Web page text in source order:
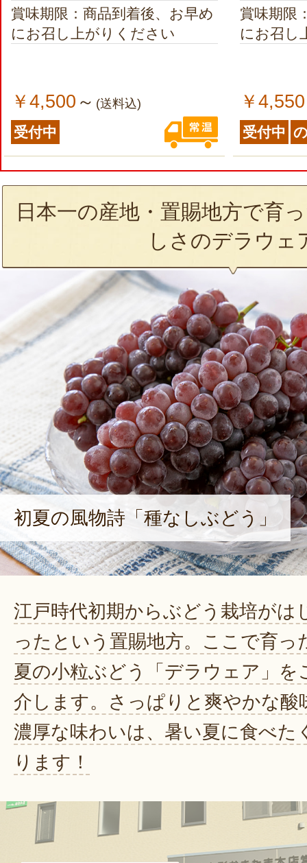
賞味期限：商品到着後、お早め
にお召し上がりください
￥4,500 ～ (送料込)
受付中
賞味期限
にお召し
￥4,550
受付中
日本一の産地・置賜地方で育
しさのデラウェ
初夏の風物詩「種なしぶどう」
江戸時代初期からぶどう栽培がは
ったという置賜地方。ここで育っ
夏の小粒ぶどう「デラウェア」を
介します。さっぱりと爽やかな酸
濃厚な味わいは、暑い夏に食べた
ります！